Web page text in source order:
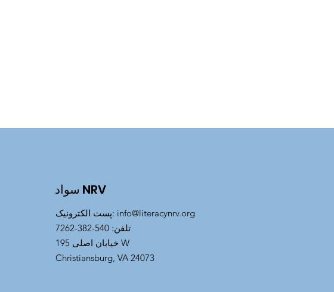
سواد NRV
پست الکترونیک: info@literacynrv.org
تلفن: 540-382-7262
خیابان اصلی 195 W
Christiansburg, VA 24073